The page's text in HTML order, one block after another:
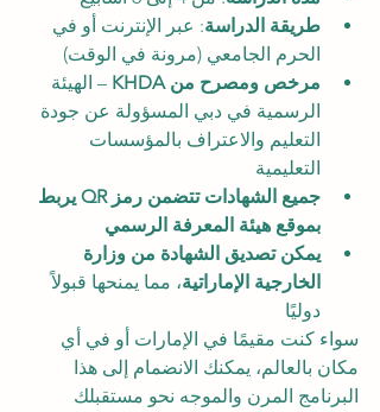
طريقة الدراسة: عبر الإنترنت أو في
الحرم الجامعي (مرونة في الوقت)
مرخص ومصرح من KHDA
– الهيئة
الرسمية في دبي المسؤولة عن جودة
التعليم والاعتراف بالمؤسسات
التعليمية
جميع الشهادات تتضمن رمز QR يربط
بموقع هيئة المعرفة الرسمي
يمكن تصديق الشهادة من وزارة
الخارجية الإماراتية، مما يمنحها قبولاً
دوليًا
سواء كنت مقيمًا في الإمارات أو في أي
مكان بالعالم، يمكنك الانضمام إلى هذا
البرنامج المرن والموجه نحو مستقبلك